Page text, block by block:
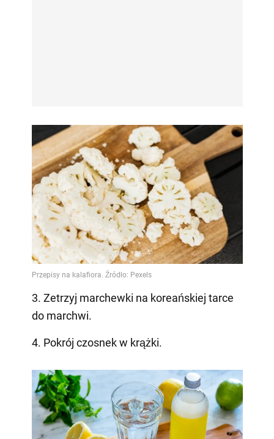
3. Zetrzyj marchewki na koreańskiej tarce
do marchwi.
4. Pokrój czosnek w krążki.